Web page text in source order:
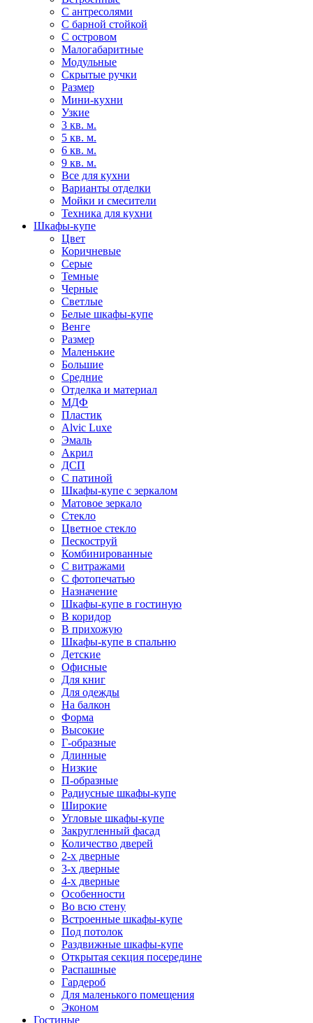
С антресолями
С барной стойкой
С островом
Малогабаритные
Модульные
Скрытые ручки
Размер
Мини-кухни
Узкие
3 кв. м.
5 кв. м.
6 кв. м.
9 кв. м.
Все для кухни
Варианты отделки
Мойки и смесители
Техника для кухни
Шкафы-купе
Цвет
Коричневые
Серые
Темные
Черные
Светлые
Белые шкафы-купе
Венге
Размер
Маленькие
Большие
Средние
Отделка и материал
МДФ
Пластик
Alvic Luxe
Эмаль
Акрил
ДСП
С патиной
Шкафы-купе с зеркалом
Матовое зеркало
Стекло
Цветное стекло
Пескоструй
Комбинированные
С витражами
С фотопечатью
Назначение
Шкафы-купе в гостиную
В коридор
В прихожую
Шкафы-купе в спальню
Детские
Офисные
Для книг
Для одежды
На балкон
Форма
Высокие
Г-образные
Длинные
Низкие
П-образные
Радиусные шкафы-купе
Широкие
Угловые шкафы-купе
Закругленный фасад
Количество дверей
2-х дверные
3-х дверные
4-х дверные
Особенности
Во всю стену
Встроенные шкафы-купе
Под потолок
Раздвижные шкафы-купе
Открытая секция посередине
Распашные
Гардероб
Для маленького помещения
Эконом
Гостиные